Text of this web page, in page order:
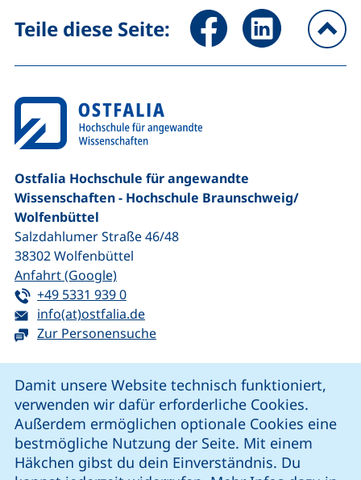
Damit unsere Website technisch funktioniert,
verwenden wir dafür erforderliche Cookies.
Außerdem ermöglichen optionale Cookies eine
bestmögliche Nutzung der Seite. Mit einem
Häkchen gibst du dein Einverständnis. Du
Teile diese Seite: Seite über Facebook teilen
Seite über
Ostfalia Hochschule für angewandte
Wissenschaften - Hochschule Braunschweig/​
Wolfenbüttel
Salzdahlumer Straße 46/48
38302Wolfenbüttel
Anfahrt (Google)(externer Link, öffnet neues Fenster)
Tel:
+49 5331 939 0(startet einen Telefonanruf, wenn Ihr
E-Mail:
info(at)ostfalia.de(öffnet Ihr E-Mail-Programm)
Zur Personensuche
unsere Facebook-Seite (externer Link, öffnet neues
unsere LinkedIn-Seite (externer Link, öffnet
unsere Instagram-Seite (externer Link,
unsere YouTube-Seite (externer
Cookie-Einstellungen